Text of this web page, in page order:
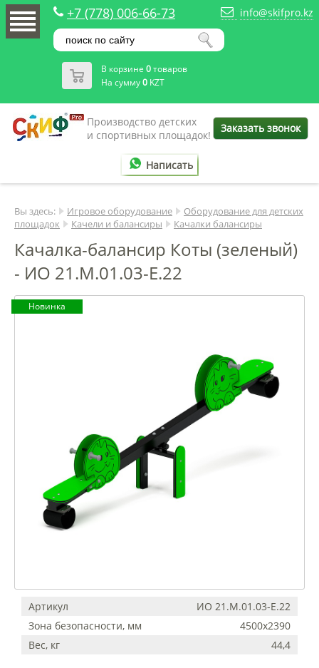
+7 (778) 006-66-73 info@skifpro.kz
В корзине 0товаров
На сумму0 KZT
Производство детских
и спортивных площадок!
Заказать звонок
Написать
Вы здесь: Игровое оборудование
Оборудование для детских
площадок
Качели и балансиры Качалки балансиры
Качалка-балансир Коты (зеленый)
- ИО 21.М.01.03-Е.22
Новинка
Артикул
ИО 21.М.01.03-Е.22
Зона безопасности, мм
4500х2390
Вес, кг
44,4